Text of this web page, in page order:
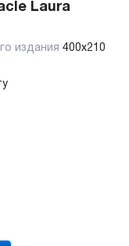
Laura
издания 400x210